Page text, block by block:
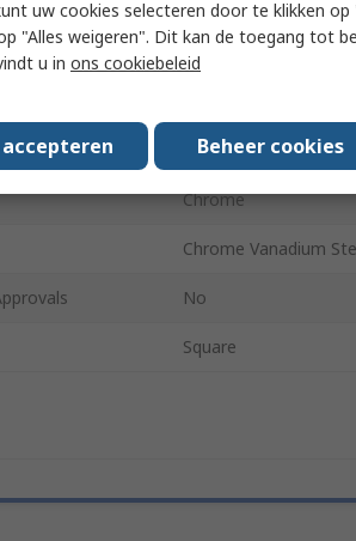
Standard
No
Chrome
Chrome Vanadium
No
Square
uw cookies selecteren door te klikken
"Alles weigeren". Dit kan de toegang tot
u in ons cookiebeleid
Beheer cookies